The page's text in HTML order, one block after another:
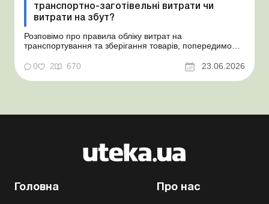
транспортно-заготівельні витрати чи
витрати на збут?
Розповімо про правила обліку витрат на
транспортування та зберігання товарів, попередимо
нормативне обґрунтування. Проблемні витрати:
податкові ризики та судова практика Здавалось би, у
цьому питанні неоднозначності бути не може. Однак,
0 2 670 23.06.2026
Головна Про нас